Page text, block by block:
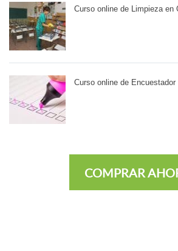
Curso online de Limpieza en
Curso online de Encuestador
COMPRAR